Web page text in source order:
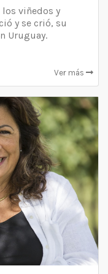
viñedos y
y se crió, su
Uruguay.
Ver más